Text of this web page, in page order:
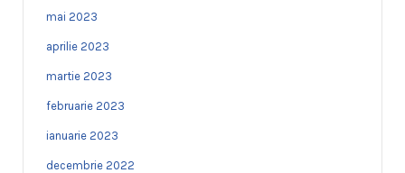
mai 2023
aprilie 2023
martie 2023
februarie 2023
ianuarie 2023
decembrie 2022